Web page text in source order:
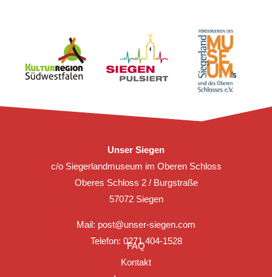
Unser Siegen
c/o Siegerlandmuseum im Oberen Schloss
Oberes Schloss 2 / Burgstraße
57072 Siegen
Mail: post@unser-siegen.com
Telefon: 0271 404-1528
FAQ
Kontakt